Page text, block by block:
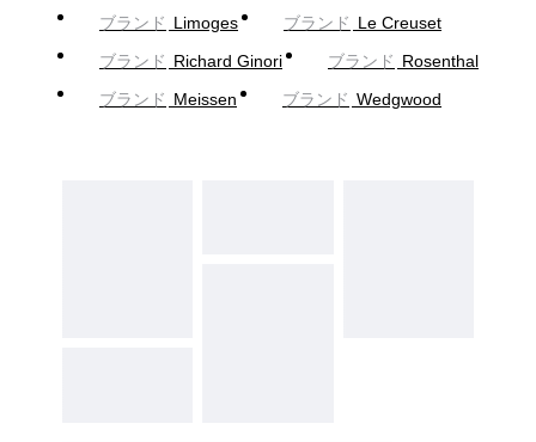
ブランド Limoges ブランド Le Creuset
ブランド Richard Ginori ブランド Rosenthal
ブランド Meissen ブランド Wedgwood